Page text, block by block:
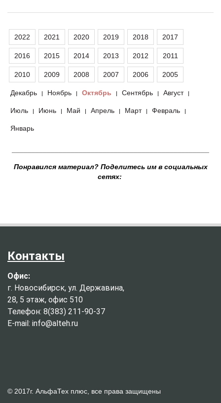
2022 2021 2020 2019 2018 2017
2016 2015 2014 2013 2012 2011
2010 2009 2008 2007 2006 2005
Декабрь | Ноябрь | Октябрь | Сентябрь | Август |
Июль | Июнь | Май | Апрель | Март | Февраль |
Январь
Понравился материал? Поделитесь им в социальных
сетях:
Контакты
Офис:
г. Новосибирск, ул. Державина,
28, 5 этаж, офис 510
Телефон: 8(383) 211-90-37
E-mail: info@alteh.ru
© 2017г. АльфаТех плюс, все права защищены